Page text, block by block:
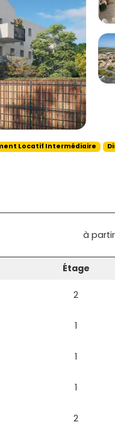
Locatif Intermédiaire
à
Étage
2
1
1
1
2